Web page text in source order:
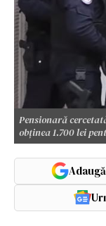
Pensionară
obținea 1.700 lei